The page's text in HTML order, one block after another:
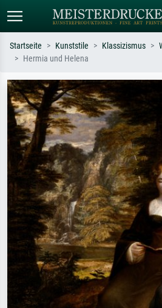
Suchen Sie nach Künstlern, Werktiteln
oder Stilen – z.B. Monet,
Sternennacht, Impressionismus, Welle
Hokusai, Akt.
Startseite Kunststile Klassizismus
Hermia und Helena